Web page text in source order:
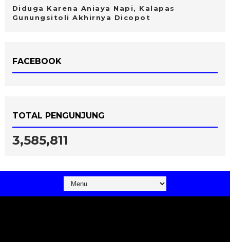
Diduga Karena Aniaya Napi, Kalapas
Gunungsitoli Akhirnya Dicopot
FACEBOOK
TOTAL PENGUNJUNG
3,585,811